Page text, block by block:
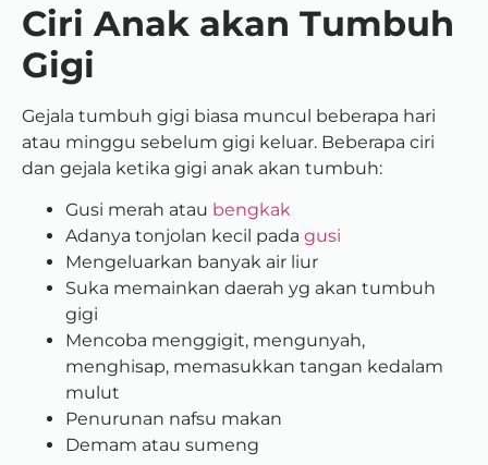
Ciri Anak akan Tumbuh
Gigi
Gejala tumbuh gigi biasa muncul beberapa hari
atau minggu sebelum gigi keluar. Beberapa ciri
dan gejala ketika gigi anak akan tumbuh:
Gusi merah atau bengkak
Adanya tonjolan kecil pada gusi
Mengeluarkan banyak air liur
Suka memainkan daerah yg akan tumbuh
gigi
Mencoba menggigit, mengunyah,
menghisap, memasukkan tangan kedalam
mulut
Penurunan nafsu makan
Demam atau sumeng